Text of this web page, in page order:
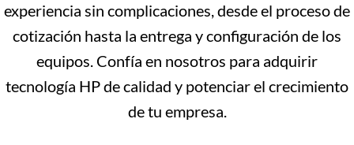
experiencia sin complicaciones, desde el proceso de
cotización hasta la entrega y configuración de los
equipos. Confía en nosotros para adquirir
tecnología HP de calidad y potenciar el crecimiento
de tu empresa.